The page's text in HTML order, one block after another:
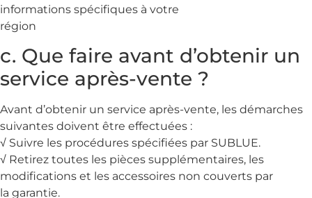
informations spécifiques à votre
région
c. Que faire avant d’obtenir un
service après-vente ?
Avant d’obtenir un service après-vente, les démarches
suivantes doivent être effectuées :
√ Suivre les procédures spécifiées par SUBLUE.
√ Retirez toutes les pièces supplémentaires, les
modifications et les accessoires non couverts par
la garantie.